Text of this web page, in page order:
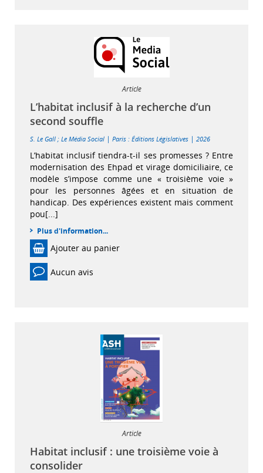
Article
L’habitat inclusif à la recherche d’un
second souffle
S. Le Gall ; Le Média Social | Paris : Éditions Législatives | 2026
L’habitat inclusif tiendra-t-il ses promesses ? Entre
modernisation des Ehpad et virage domiciliaire, ce
modèle s’impose comme une « troisième voie »
pour les personnes âgées et en situation de
handicap. Des expériences existent mais comment
pou[...]
Plus d'information...
Ajouter au panier
Aucun avis
Article
Habitat inclusif : une troisième voie à
consolider